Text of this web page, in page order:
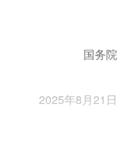
国务院
2025年8月21日